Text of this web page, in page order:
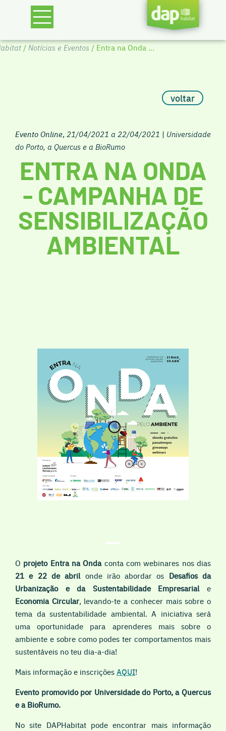
/ Notícias e Eventos / Entra na Onda ...
voltar
Evento Online, 21/04/2021 a 22/04/2021 | Universidade
do Porto, a Quercus e a BioRumo
ENTRA NA ONDA
- CAMPANHA DE
SENSIBILIZAÇÃO
AMBIENTAL
O projeto Entra na Ondaconta com webinares nos dias
21 e 22 de abrilonde irão abordar os Desafios da
Urbanização e da Sustentabilidade Empresariale
Economia Circular, levando-te a conhecer mais sobre o
tema da sustentabilidade ambiental. A iniciativa será
uma oportunidade para aprenderes mais sobre o
ambiente e sobre como podes ter comportamentos mais
sustentáveis no teu dia-a-dia!
Mais informação e inscriçõesAQUI!
Evento promovido por Universidade do Porto, a Quercus
e a BioRumo.
No site DAPHabitat pode encontrar mais informação